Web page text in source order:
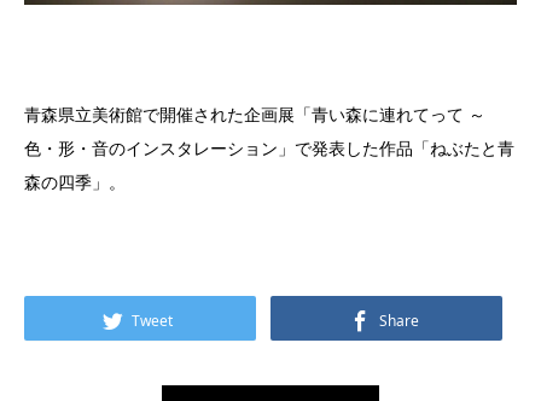
青森県立美術館で開催された企画展「青い森に連れてって ～
色・形・音のインスタレーション」で発表した作品「ねぶたと青
森の四季」。
Tweet Share